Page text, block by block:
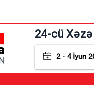
24-cü
2 - 4 İyun